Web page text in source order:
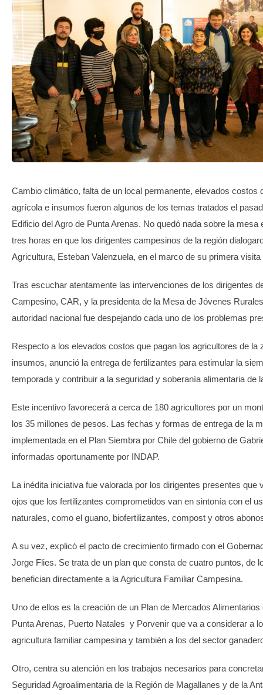
GALERIA DE FOTOS
APP MÓVIL
TRANSPARENCIA
Cambio climático, falta de un local permanente, elevados costos
agrícola e insumos fueron algunos de los temas tratados el
Edificio del Agro de Punta Arenas. No quedó nada sobre la mesa
tres horas en que los dirigentes campesinos de la región
Agricultura, Esteban Valenzuela, en el marco de su primera
Tras escuchar atentamente las intervenciones de los dirigentes
Campesino, CAR, y la presidenta de la Mesa de Jóvenes
autoridad nacional fue despejando cada uno de los problemas
Respecto a los elevados costos que pagan los agricultores de la
insumos, anunció la entrega de fertilizantes para estimular la
temporada y contribuir a la seguridad y soberanía alimentaria de
Este incentivo favorecerá a cerca de 180 agricultores por un
los 35 millones de pesos. Las fechas y formas de entrega de la
implementada en el Plan Siembra por Chile del gobierno de
informadas oportunamente por INDAP.
La inédita iniciativa fue valorada por los dirigentes presentes que
ojos que los fertilizantes comprometidos van en sintonía con el
naturales, como el guano, biofertilizantes, compost y otros
A su vez, explicó el pacto de crecimiento firmado con el
Jorge Flies. Se trata de un plan que consta de cuatro puntos, de
benefician directamente a la Agricultura Familiar Campesina.
Uno de ellos es la creación de un Plan de Mercados
Punta Arenas, Puerto Natales y Porvenir que va a considerar a
agricultura familiar campesina y también a los del sector
Otro, centra su atención en los trabajos necesarios para
Seguridad Agroalimentaria de la Región de Magallanes y de la